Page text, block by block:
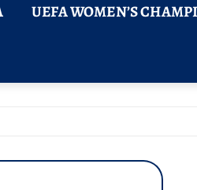
UEFA WOMEN’S